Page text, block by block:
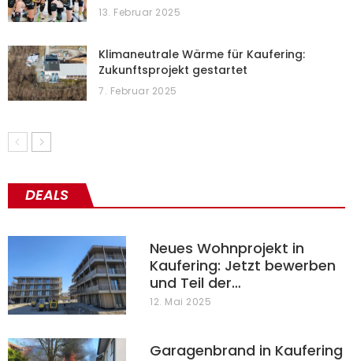
13. Februar 2025
Klimaneutrale Wärme für Kaufering:
Zukunftsprojekt gestartet
7. Februar 2025
DEALS
Neues Wohnprojekt in
Kaufering: Jetzt bewerben
und Teil der…
12. Mai 2025
Garagenbrand in Kaufering